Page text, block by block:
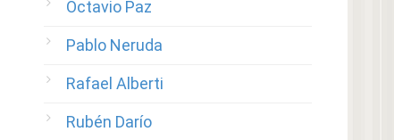
Octavio Paz
Pablo Neruda
Rafael Alberti
Rubén Darío